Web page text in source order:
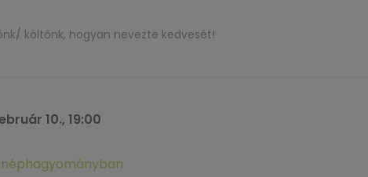
költőnk, hogyan nevezte kedvesét!
10., 19:00